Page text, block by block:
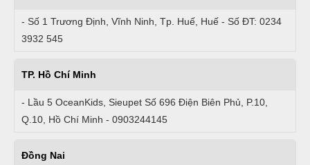
- Số 1 Trương Định, Vĩnh Ninh, Tp. Huế, Huế - Số ĐT: 0234
3932 545
TP. Hồ Chí Minh
- Lầu 5 OceanKids, Sieupet Số 696 Điện Biên Phủ, P.10,
Q.10, Hồ Chí Minh - 0903244145
Đồng Nai